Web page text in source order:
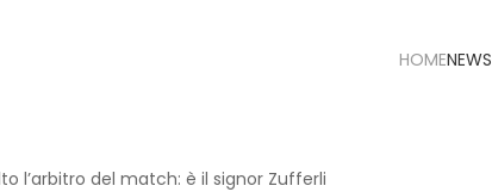
HOMENEWS
l’arbitro del match: è il signor Zufferli